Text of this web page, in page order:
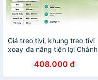
Giá treo tivi, khung treo tivi
xoay đa năng tiện lợi Chánh
inch - Xoay mọi góc độ A3 -
Hàng Chính Hãng
408.000 đ